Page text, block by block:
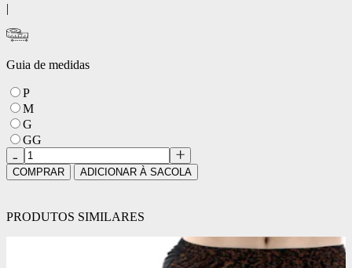
|
Guia de medidas
P
M
G
GG
COMPRAR ADICIONAR À SACOLA
PRODUTOS SIMILARES